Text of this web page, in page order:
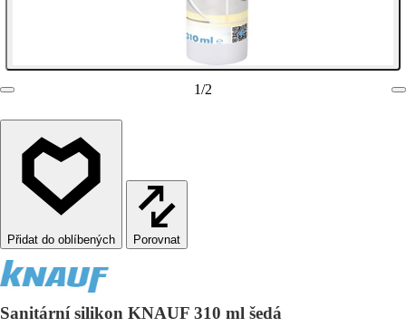
1/2
Porovnat
Sanitární silikon KNAUF 310 ml šedá